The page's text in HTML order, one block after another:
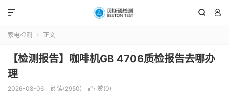
 

家电检测  正文
【检测报告】咖啡机GB 4706质检报告去哪办
理
2026-08-06 阅读(2950)  赞(0)